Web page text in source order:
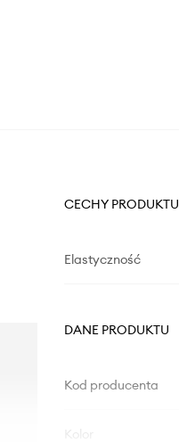
CECHY PRODUKTU
Elastyczność
DANE PRODUKTU
Kod producenta